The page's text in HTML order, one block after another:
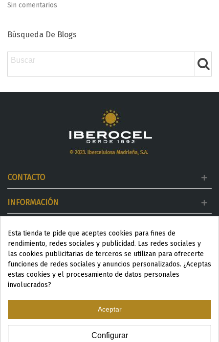
Sin comentarios
Búsqueda De Blogs
CONTACTO
INFORMACIÓN
DESTACADOS
ESP|ENG
Esta tienda te pide que aceptes cookies para fines de
rendimiento, redes sociales y publicidad. Las redes sociales y
las cookies publicitarias de terceros se utilizan para ofrecerte
funciones de redes sociales y anuncios personalizados. ¿Aceptas
estas cookies y el procesamiento de datos personales
involucrados?
Aceptar
Configurar